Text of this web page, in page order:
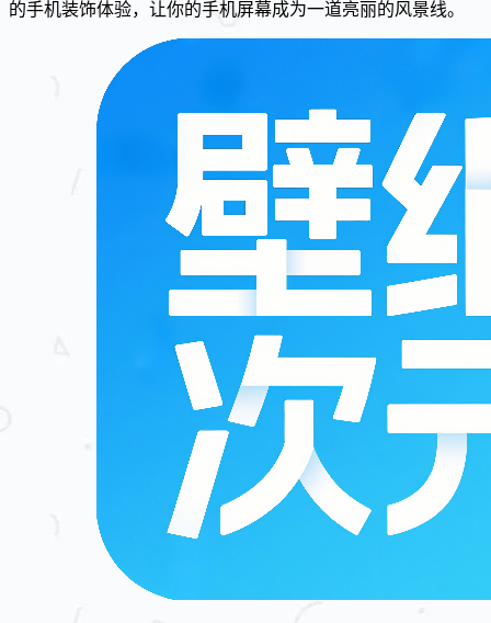
的手机装饰体验，让你的手机屏幕成为一道亮丽的风景线。